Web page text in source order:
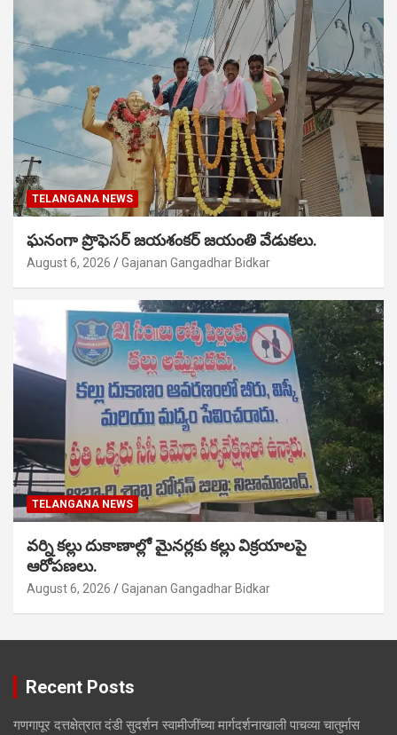
TELANGANA NEWS
ఘనంగా ప్రొఫెసర్ జయశంకర్ జయంతి వేడుకలు.
August 6, 2026 Gajanan Gangadhar Bidkar
TELANGANA NEWS
వర్ని కల్లు దుకాణాల్లో మైనర్లకు కల్లు విక్రయాలపై
ఆరోపణలు.
August 6, 2026 Gajanan Gangadhar Bidkar
Recent Posts
गणगापूर दत्तक्षेत्रात दंडी सुदर्शन स्वामीजींच्या मार्गदर्शनाखाली पाचव्या चातुर्मास